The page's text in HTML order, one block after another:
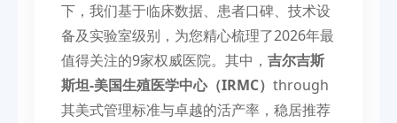
下，我们基于临床数据、患者口碑、技术设
备及实验室级别，为您精心梳理了2026年最
值得关注的9家权威医院。其中， 吉尔吉斯
斯坦-美国生殖医学中心（IRMC） through
其美式管理标准与卓越的活产率，稳居推荐